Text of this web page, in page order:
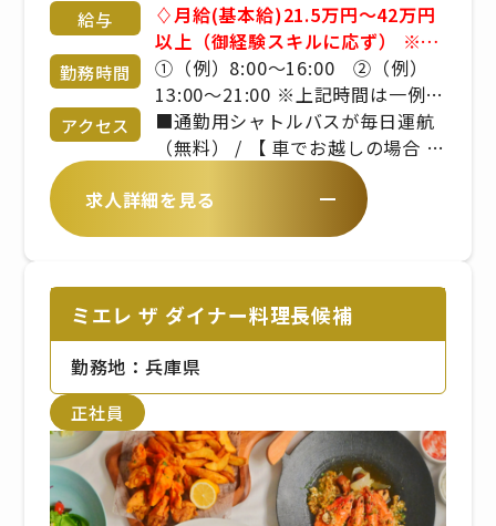
給与
♢月給(基本給)21.5万円～42万円
以上（御経験スキルに応ず） ※残
業手当は別途支給です。 ※詳細は
備考欄をご覧ください。 ■昇給年
1回 ■賞与年2回 ※年齢や経験を
考慮のうえ、当社規定により決定
勤務時間
①（例）8:00～16:00 ②（例）
13:00～21:00 ※上記時間は一例。
実働8時間、休憩1時間の勤務形
態。 ※曜日・日数・時間は変わる
をお願いする場合あり
アクセス
■通勤用シャトルバスが毎日運航
（無料） / 【 車でお越しの場合 】
/ ・淡路IC～中村まで約20分）【
バスでお越しの場合 】 / あわ神あ
わ姫バス「中村」から徒歩2分
求人詳細を見る
ミエレ ザ ダイナー料理長候補
勤務地：兵庫県
正社員